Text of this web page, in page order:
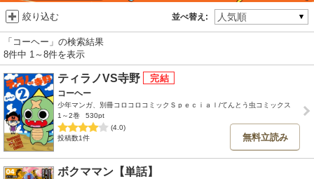
並べ替え:
絞り込む
「コーヘー」の検索結果
8件中 1～8件を表示
ティラノVS寺野
コーヘー
少年マンガ、別冊コロコロコミックＳｐｅｃｉａｌ/てんとう虫コミックス
1～2巻
530pt
(4.0)
投稿数1件
無料立読み
ボクママン【単話】